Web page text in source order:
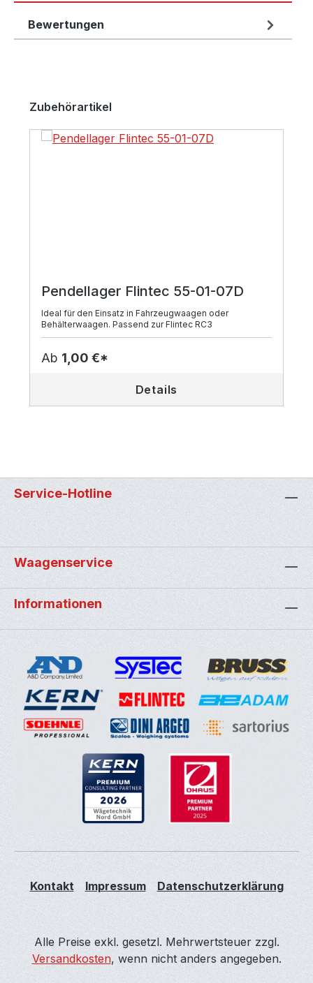
Bewertungen
Produktgalerie überspringen
Zubehörartikel
Pendellager Flintec 55-01-07D
Ideal für den Einsatz in Fahrzeugwaagen oder
Behälterwaagen. Passend zur Flintec RC3
Ab 1,00 €*
Details
Service-Hotline
Waagenservice
Informationen
Kontakt Impressum Datenschutzerklärung
Alle Preise exkl. gesetzl. Mehrwertsteuer zzgl.
Versandkosten, wenn nicht anders angegeben.